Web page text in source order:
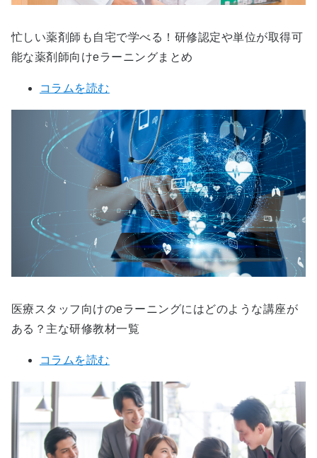
忙しい薬剤師も自宅で学べる！研修認定や単位が取得可
能な薬剤師向けeラーニングまとめ
コラムを読む
医療スタッフ向けのeラーニングにはどのような講座が
ある？主な研修教材一覧
コラムを読む